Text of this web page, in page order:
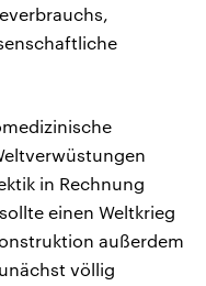
in Rechnung
einen Weltkrieg
außerdem
völlig